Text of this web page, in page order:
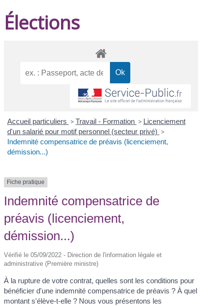
Élections
Accueil particuliers > Travail - Formation > Licenciement
d'un salarié pour motif personnel (secteur privé) >
Indemnité compensatrice de préavis (licenciement,
démission...)
Fiche pratique
Indemnité compensatrice de
préavis (licenciement,
démission...)
Vérifié le 05/09/2022 - Direction de l'information légale et
administrative (Première ministre)
À la rupture de votre contrat, quelles sont les conditions pour
bénéficier d'une indemnité compensatrice de préavis ? À quel
montant s'élève-t-elle ? Nous vous présentons les